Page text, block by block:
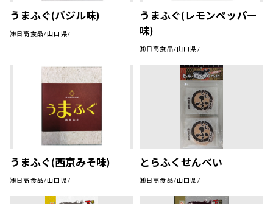
うまふぐ(バジル味)
㈱日高食品/山口県/
うまふぐ(レモンペッパー
味)
㈱日高食品/山口県/
うまふぐ(西京みそ味)
㈱日高食品/山口県/
とらふくせんべい
㈱日高食品/山口県/